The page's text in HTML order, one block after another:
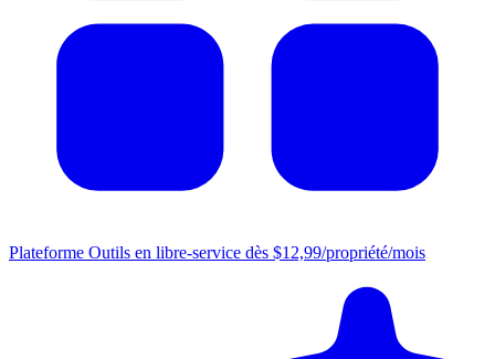
Plateforme Outils en libre-service dès $12,99/propriété/mois